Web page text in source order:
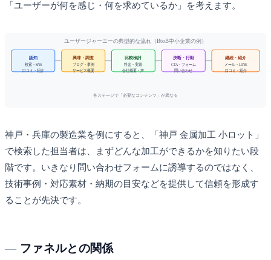
「ユーザーが何を感じ・何を求めているか」を考えます。
ユーザージャーニーの典型的な流れ（BtoB中小企業の例）
認知
検索・SNS
口コミ・紹介
興味・調査
ブログ・事例
サービス概要
比較検討
料金・実績
会社概要・声
決断・行動
CTA・フォーム
問い合わせ
継続・紹介
メール・LINE
口コミ・紹介
各ステージで「必要なコンテンツ」が異なる
神戸・兵庫の製造業を例にすると、「神戸 金属加工 小ロット」
で検索した担当者は、まずどんな加工ができるかを知りたい段
階です。いきなり問い合わせフォームに誘導するのではなく、
技術事例・対応素材・納期の目安などを提供して信頼を形成す
ることが先決です。
ファネルとの関係